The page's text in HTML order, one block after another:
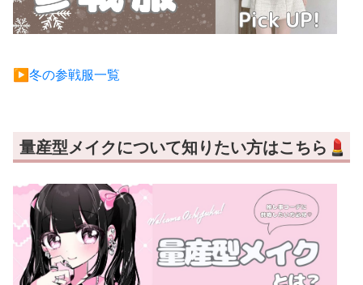
▶︎冬の参戦服一覧
量産型メイクについて知りたい方はこちら💄